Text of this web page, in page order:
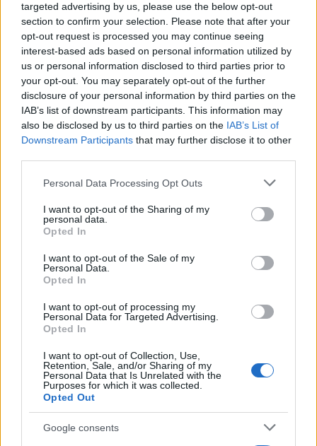
targeted advertising by us, please use the below opt-out
section to confirm your selection. Please note that after your
opt-out request is processed you may continue seeing
interest-based ads based on personal information utilized by
us or personal information disclosed to third parties prior to
your opt-out. You may separately opt-out of the further
disclosure of your personal information by third parties on the
IAB’s list of downstream participants. This information may
also be disclosed by us to third parties on the IAB’s List of
Downstream Participants that may further disclose it to other
Please note that this website/app uses one or more Google
not limited to your visit or usage behaviour. You may click to
grant or deny consent to Google and its third-party tags to
use your data for below specified purposes in below Google
consent section.
Personal Data Processing Opt Outs
I want to opt-out of the Sharing of my
personal data.
Opted In
I want to opt-out of the Sale of my
Personal Data.
Opted In
I want to opt-out of processing my
Personal Data for Targeted Advertising.
Opted In
I want to opt-out of Collection, Use,
Retention, Sale, and/or Sharing of my
Personal Data that Is Unrelated with the
Purposes for which it was collected.
Opted Out
Google consents
Puoi effettuare l'accesso andando nella
sezioneLogindal menù del sito o
cliccandoqui
TEMI: Maniglie
Maniglie Finestre
Maniglie Martinelli
Maniglie Moderne
Porta Casa Prezzo Maniglie
Condividi l'articolo
F
a
ce
b
o
o
k
T
w
it
te
r
Pi
te
re
st
W
at
A
p
p
S
a
Articolo precedente
NOTIZIE RECENTI
Incendi, a San Pasquale arriva il Campo Base:
l’inaugurazione